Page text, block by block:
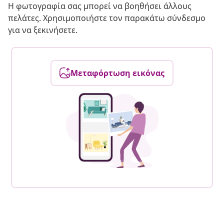
Η φωτογραφία σας μπορεί να βοηθήσει άλλους
πελάτες. Χρησιμοποιήστε τον παρακάτω σύνδεσμο
για να ξεκινήσετε.
Μεταφόρτωση εικόνας